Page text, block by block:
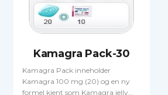
Kamagra Pack-30
Kamagra Pack inneholder
Kamagra 100 mg (20) og en ny
formel kjent som Kamagra jelly